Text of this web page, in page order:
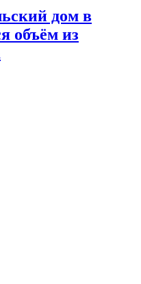
дом в
объём из